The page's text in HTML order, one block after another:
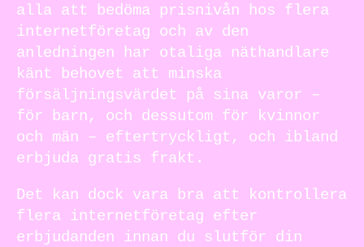
alla att bedöma prisnivån hos flera
internetföretag och av den
anledningen har otaliga näthandlare
känt behovet att minska
försäljningsvärdet på sina varor –
för barn, och dessutom för kvinnor
och män – eftertryckligt, och ibland
erbjuda gratis frakt.
Det kan dock vara bra att kontrollera
flera internetföretag efter
erbjudanden innan du slutför din